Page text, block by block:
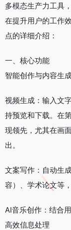
多模态生产力工具
在提升用户的工作
点的详细介绍：
一、核心功能
智能创作与内容生
视频生成：输入文
持预览和下载。在
现领先，尤其在画
出。
文案写作：自动生
容）、学术论文等
AI音乐创作：结合
高效信息处理